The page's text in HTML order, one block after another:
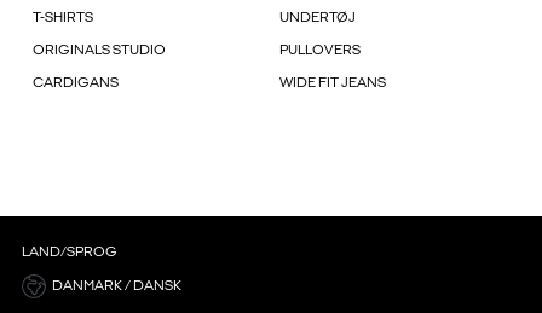
T-SHIRTS UNDERTØJ
ORIGINALS STUDIO PULLOVERS
CARDIGANS WIDE FIT JEANS
LAND/SPROG
DANMARK / DANSK